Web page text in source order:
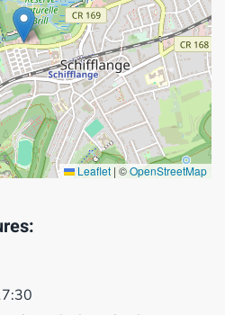
Leaflet | ©OpenStreetMap